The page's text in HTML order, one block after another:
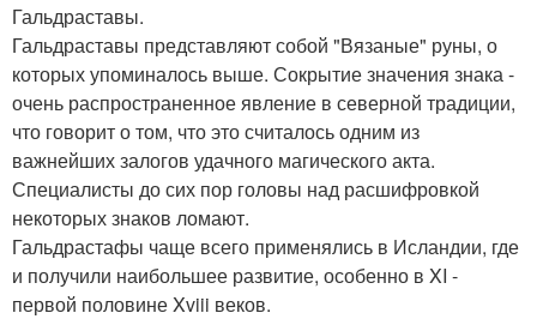
Гальдраставы.
Гальдраставы представляют собой "Вязаные" руны, о
которых упоминалось выше. Сокрытие значения знака -
очень распространенное явление в северной традиции,
что говорит о том, что это считалось одним из
важнейших залогов удачного магического акта.
Специалисты до сих пор головы над расшифровкой
некоторых знаков ломают.
Гальдрастафы чаще всего применялись в Исландии, где
и получили наибольшее развитие, особенно в XI -
первой половине Xviii веков.